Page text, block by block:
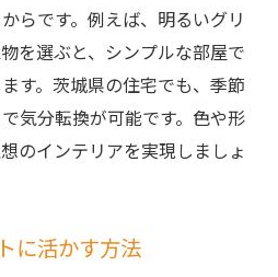
らです。例えば、明るいグリ
を選ぶと、シンプルな部屋で
す。茨城県の住宅でも、季節
気分転換が可能です。色や形
のインテリアを実現しましょ
に活かす方法